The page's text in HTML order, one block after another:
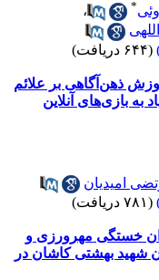
،
ذهن‌آگاهی بر علائم
بازی‌های آنلاین
امیدیان
خستگی مهرورزی و
شهید بهشتی کاشان در